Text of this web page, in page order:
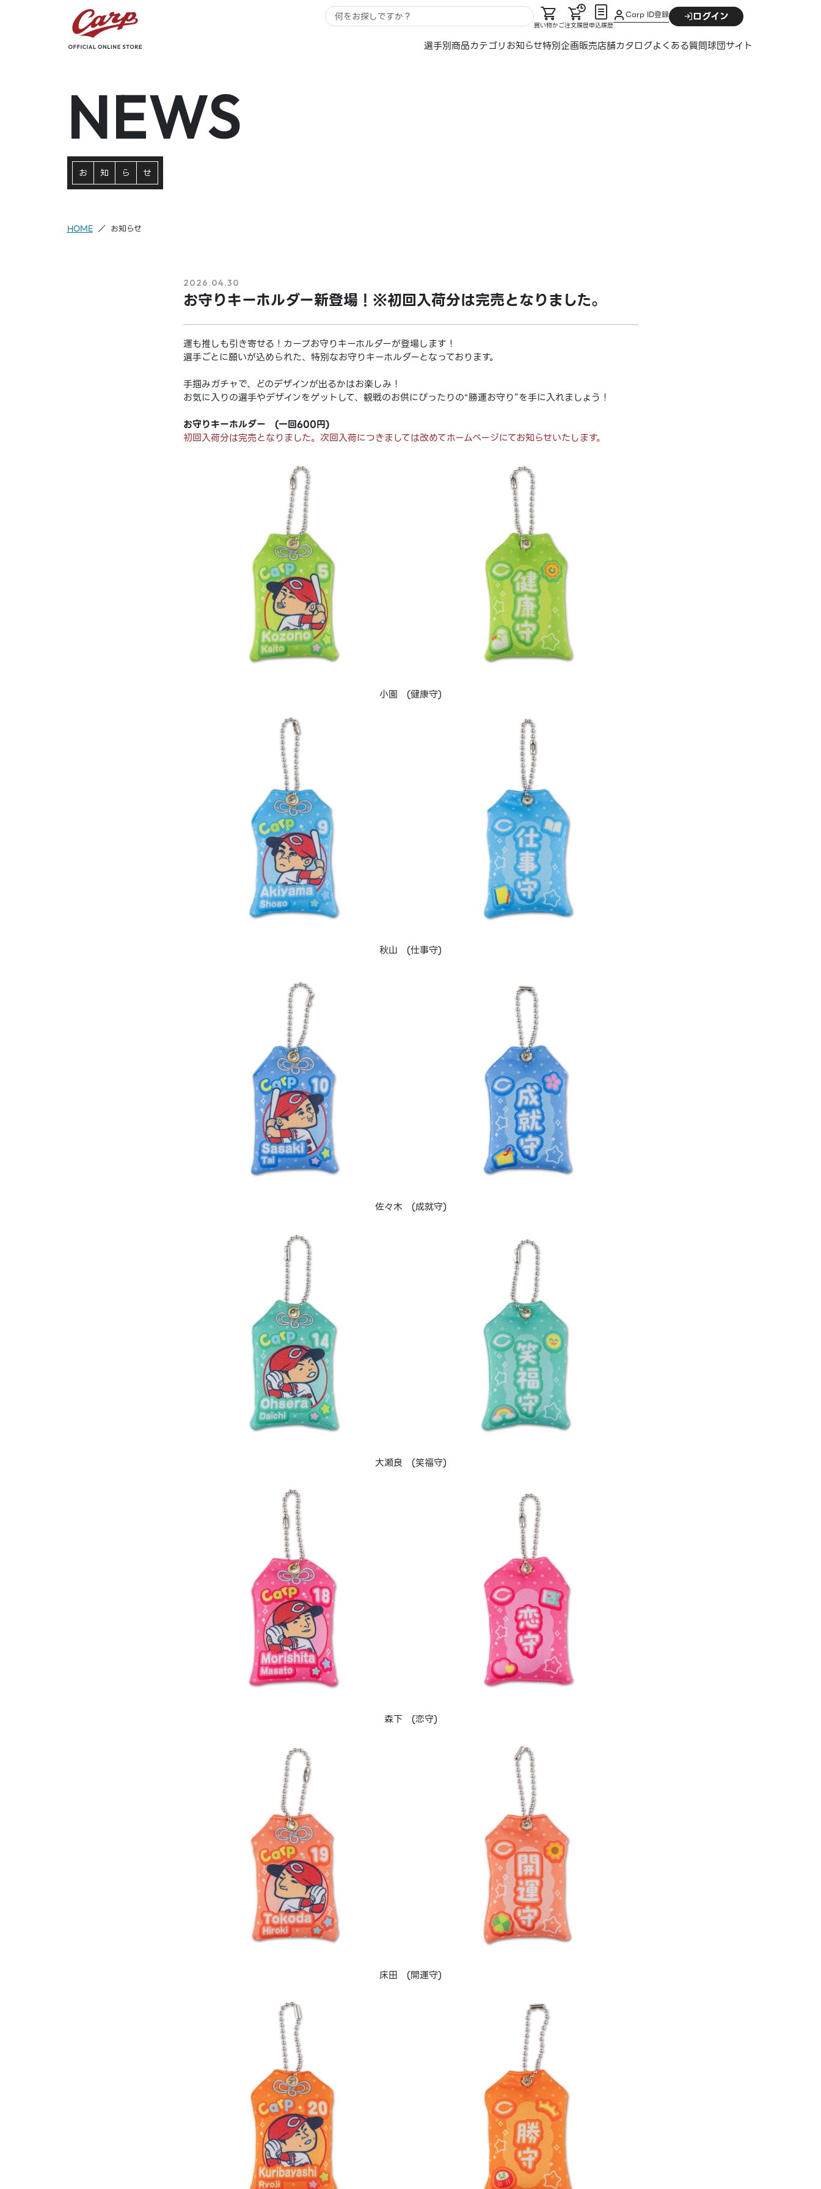
買い物かご注文履歴申込履歴
Carp ID登録 ログイン
選手別商品カテゴリお知らせ特別企画販売店舗カタログよくある質問球団サイト
NEWS
お 知 ら せ
HOME お知らせ
2026.04.30
お守りキーホルダー新登場！※初回入荷分は完売となりました。
運も推しも引き寄せる！カープお守りキーホルダーが登場します！
選手ごとに願いが込められた、特別なお守りキーホルダーとなっております。
手掴みガチャで、どのデザインが出るかはお楽しみ！
お気に入りの選手やデザインをゲットして、観戦のお供にぴったりの“勝運お守り”を手に入れましょう！
お守りキーホルダー (一回600円)
初回入荷分は完売となりました。次回入荷につきましては改めてホームページにてお知らせいたします。
小園 (健康守)
秋山 (仕事守)
佐々木 (成就守)
大瀬良 (笑福守)
森下 (恋守)
床田 (開運守)